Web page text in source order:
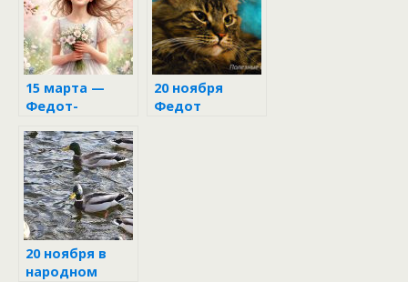
15 марта —
Федот-
обязательно
нужно сделать,
что нельзя и
почему,
народные
приметы и
поверья
20 ноября
Федот
20 ноября в
народном